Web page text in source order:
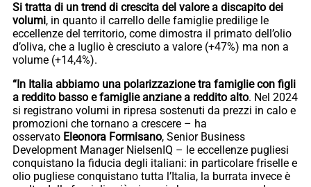
Si tratta di un trend di crescita del valore a discapito dei
volumi, in quanto il carrello delle famiglie predilige le
eccellenze del territorio, come dimostra il primato dell’olio
d’oliva, che a luglio è cresciuto a valore (+47%) ma non a
volume (+14,4%).
“In Italia abbiamo una polarizzazione tra famiglie con figli
a reddito basso e famiglie anziane a reddito alto. Nel 2024
si registrano volumi in ripresa sostenuti da prezzi in calo e
promozioni che tornano a crescere – ha
osservato Eleonora Formisano, Senior Business
Development Manager NielsenIQ – le eccellenze pugliesi
conquistano la fiducia degli italiani: in particolare friselle e
olio pugliese conquistano tutta l’Italia, la burrata invece è